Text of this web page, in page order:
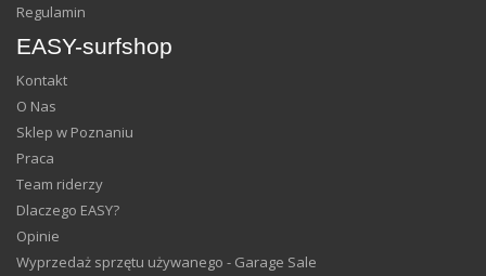
Regulamin
EASY-surfshop
Kontakt
O Nas
Sklep w Poznaniu
Praca
Team riderzy
Dlaczego EASY?
Opinie
Wyprzedaż sprzętu używanego - Garage Sale